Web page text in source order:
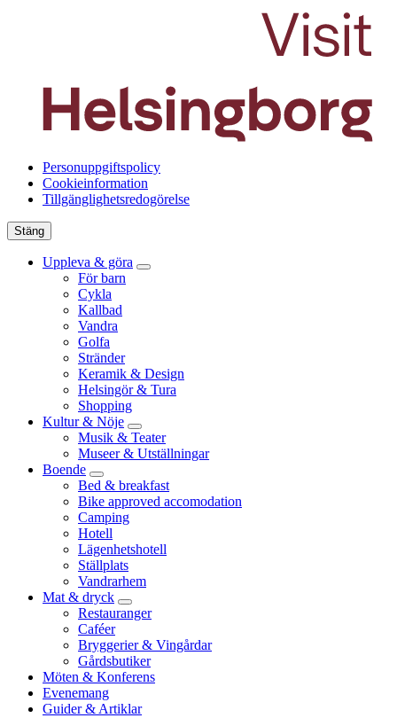
Personuppgiftspolicy
Cookieinformation
Tillgänglighetsredogörelse
Stäng
Uppleva & göra
För barn
Cykla
Kallbad
Vandra
Golfa
Stränder
Keramik & Design
Helsingör & Tura
Shopping
Kultur & Nöje
Musik & Teater
Museer & Utställningar
Boende
Bed & breakfast
Bike approved accomodation
Camping
Hotell
Lägenhetshotell
Ställplats
Vandrarhem
Mat & dryck
Restauranger
Caféer
Bryggerier & Vingårdar
Gårdsbutiker
Möten & Konferens
Evenemang
Guider & Artiklar